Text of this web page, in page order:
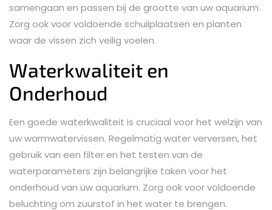
samengaan en passen bij de grootte van uw aquarium.
Zorg ook voor voldoende schuilplaatsen en planten
waar de vissen zich veilig voelen.
Waterkwaliteit en
Onderhoud
Een goede waterkwaliteit is cruciaal voor het welzijn van
uw warmwatervissen. Regelmatig water verversen, het
gebruik van een filter en het testen van de
waterparameters zijn belangrijke taken voor het
onderhoud van uw aquarium. Zorg ook voor voldoende
beluchting om zuurstof in het water te brengen.